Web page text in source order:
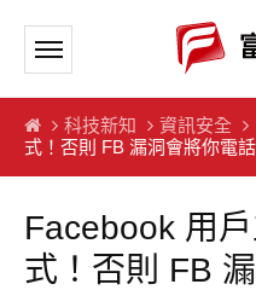
科技新知 資訊安全
式！否則 FB 漏洞會將你電
Facebook 用
式！否則 FB